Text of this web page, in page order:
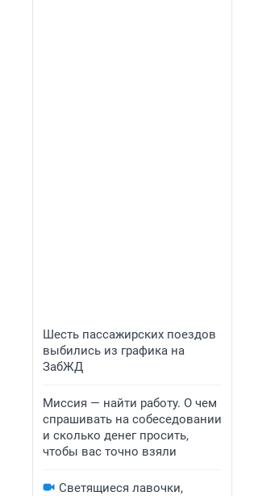
Шесть пассажирских поездов
выбились из графика на
ЗабЖД
Миссия — найти работу. О чем
спрашивать на собеседовании
и сколько денег просить,
чтобы вас точно взяли
Светящиеся лавочки,